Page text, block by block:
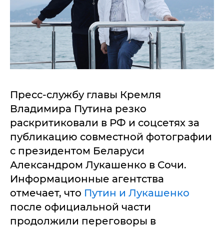
Пресс-службу главы Кремля
Владимира Путина резко
раскритиковали в РФ и соцсетях за
публикацию совместной фотографии
с президентом Беларуси
Александром Лукашенко в Сочи.
Информационные агентства
отмечает, что Путин и Лукашенко
после официальной части
продолжили переговоры в